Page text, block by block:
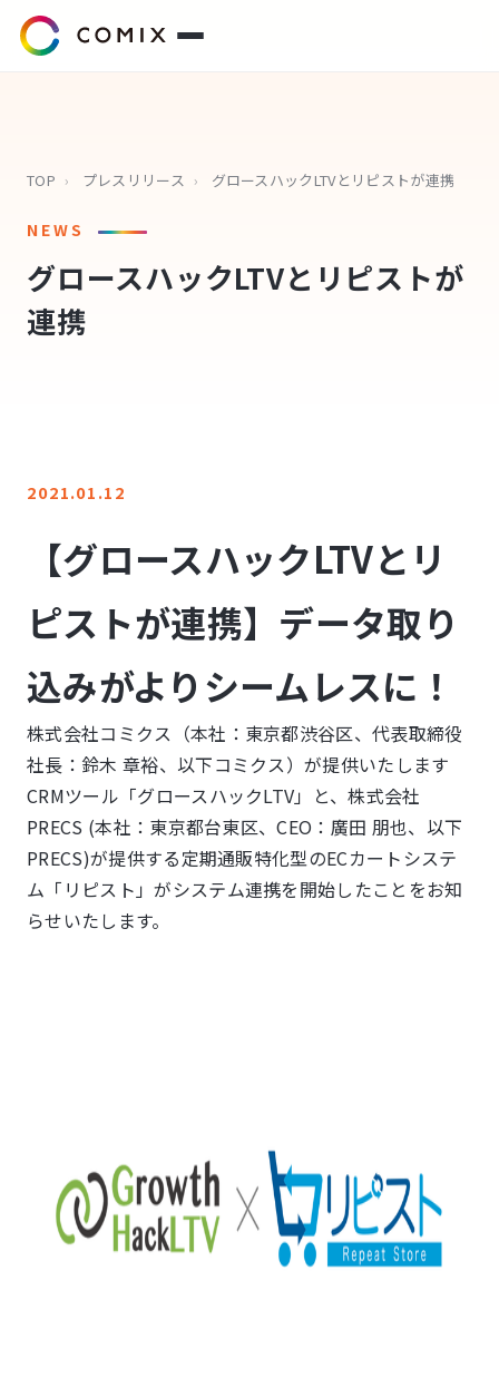
プレスリリース
会社概要
代表挨拶
LINE登録
TOP › プレスリリース › グロースハックLTVとリピストが連携
NEWS
グロースハックLTVとリピストが
連携
2021.01.12
【グロースハックLTVとリ
ピストが連携】データ取り
込みがよりシームレスに！
株式会社コミクス（本社：東京都渋谷区、代表取締役
社長：鈴木 章裕、以下コミクス）が提供いたします
CRMツール「グロースハックLTV」と、株式会社
PRECS (本社：東京都台東区、CEO：廣田 朋也、以下
PRECS)が提供する定期通販特化型のECカートシステ
ム「リピスト」がシステム連携を開始したことをお知
らせいたします。